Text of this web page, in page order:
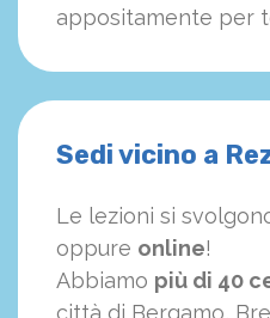
appositamente per
Sedi vicino a
Le lezioni si
oppure online!
Abbiamo più di 40
città di Bergamo,